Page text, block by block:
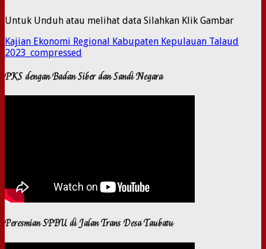
Untuk Unduh atau melihat data Silahkan Klik Gambar
Kajian Ekonomi Regional Kabupaten Kepulauan Talaud
2023_compressed
PKS dengan Badan Siber dan Sandi Negara
Peresmian SPBU di Jalan Trans Desa Taubatu